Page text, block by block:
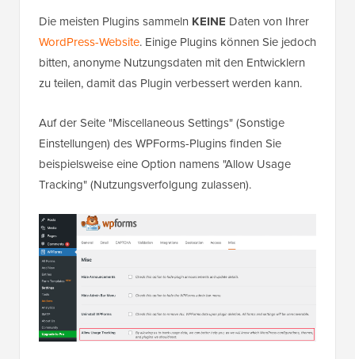
Die meisten Plugins sammeln KEINE Daten von Ihrer
WordPress-Website. Einige Plugins können Sie jedoch
bitten, anonyme Nutzungsdaten mit den Entwicklern
zu teilen, damit das Plugin verbessert werden kann.
Auf der Seite "Miscellaneous Settings" (Sonstige
Einstellungen) des WPForms-Plugins finden Sie
beispielsweise eine Option namens "Allow Usage
Tracking" (Nutzungsverfolgung zulassen).